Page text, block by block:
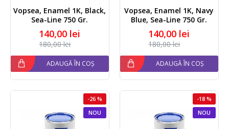
Vopsea, Enamel 1K, Black,
Sea-Line 750 Gr.
140,00 lei
180,00 lei
ADAUGĂ ÎN COȘ
Vopsea, Enamel 1K, Navy
Blue, Sea-Line 750 Gr.
140,00 lei
180,00 lei
ADAUGĂ ÎN COȘ
NOU
-26 %
NOU
-18 %